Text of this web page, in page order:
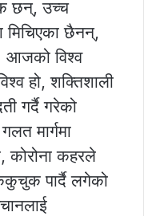
छन्, उच्च
मिचिएका छैनन्,
आजको विश्व
हो, शक्तिशाली
गर्दै गरेको
मार्गमा
कोरोना कहरले
पार्दै लगेको